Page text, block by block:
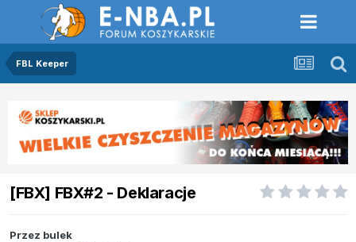
FBL Keeper
[FBX] FBX#2 - Deklaracje
Przez bulek